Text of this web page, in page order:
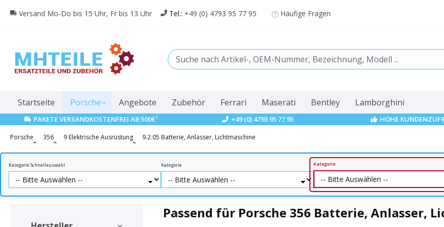
Zur Hauptnavigation springen
Versand Mo-Do bis 15 Uhr, Fr bis 13 Uhr Tel.: +49 (0) 4793 95 77 95 Häufige Fragen
Startseite Porsche Angebote Zubehör Ferrari Maserati Bentley Lamborghini
PAKETE VERSANDKOSTENFREI AB 500€1 +49 (0) 4793 95 77 95 HOHE
Porsche 356 9 Elektrische Ausrüstung 9.2.05 Batterie, Anlasser, Lichtmaschine
Kategorie Schnellauswahl Kategorie Kategorie
Passend für Porsche 356 Batterie, Anlasser,